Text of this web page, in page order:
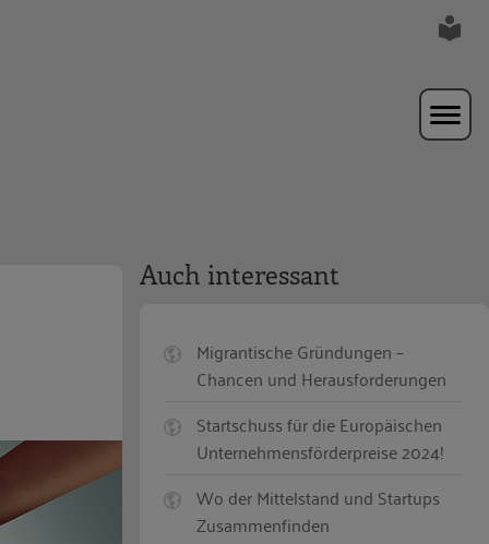
Auch interessant
Migrantische Gründungen –
Chancen und Herausforderungen
Startschuss für die Europäischen
Unternehmensförderpreise 2024!
Wo der Mittelstand und Startups
Zusammenfinden